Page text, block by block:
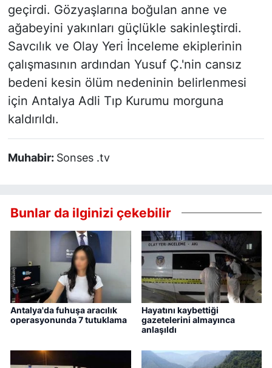
geçirdi. Gözyaşlarına boğulan anne ve
ağabeyini yakınları güçlükle sakinleştirdi.
Savcılık ve Olay Yeri İnceleme ekiplerinin
çalışmasının ardından Yusuf Ç.'nin cansız
bedeni kesin ölüm nedeninin belirlenmesi
için Antalya Adli Tıp Kurumu morguna
kaldırıldı.
Muhabir: Sonses .tv
Bunlar da ilginizi çekebilir
Antalya'da fuhuşa aracılık
operasyonunda 7 tutuklama
Hayatını kaybettiği
gazetelerini almayınca
anlaşıldı